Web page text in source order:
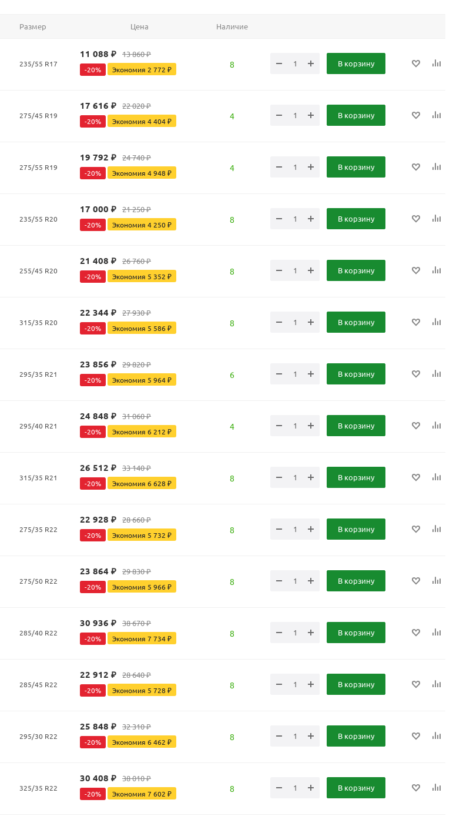
Размер Цена Наличие
235/55 R17
11 088 ₽ 13 860₽
-20% Экономия 2 772 ₽ 8 В корзину
275/45 R19
17 616 ₽ 22 020₽
-20% Экономия 4 404₽ 4 В корзину
275/55 R19
19 792 ₽ 24 740₽
-20% Экономия 4 948 ₽ 4 В корзину
235/55 R20
17 000 ₽ 21 250₽
-20% Экономия 4 250₽ 8 В корзину
255/45 R20
21 408 ₽ 26 760₽
-20% Экономия 5 352 ₽ 8 В корзину
315/35 R20
22 344 ₽ 27 930₽
-20% Экономия 5 586₽ 8 В корзину
295/35 R21
23 856 ₽ 29 820₽
-20% Экономия 5 964₽ 6 В корзину
295/40 R21
24 848 ₽ 31 060₽
-20% Экономия 6 212 ₽ 4 В корзину
315/35 R21
26 512 ₽ 33 140₽
-20% Экономия 6 628 ₽ 8 В корзину
275/35 R22
22 928 ₽ 28 660₽
-20% Экономия 5 732 ₽ 8 В корзину
275/50 R22
23 864 ₽ 29 830₽
-20% Экономия 5 966₽ 8 В корзину
285/40 R22
30 936 ₽ 38 670₽
-20% Экономия 7 734₽ 8 В корзину
285/45 R22
22 912 ₽ 28 640₽
-20% Экономия 5 728 ₽ 8 В корзину
295/30 R22
25 848 ₽ 32 310₽
-20% Экономия 6 462 ₽ 8 В корзину
325/35 R22
30 408 ₽ 38 010₽
-20% Экономия 7 602 ₽ 8 В корзину